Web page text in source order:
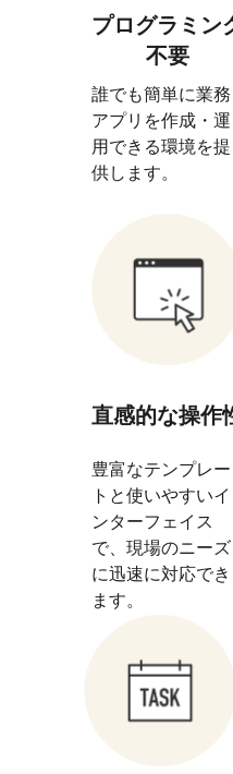
プログラミン
不要
誰でも簡単に業務
アプリを作成・運
用できる環境を提
供します。
直感的な操作
豊富なテンプレー
トと使いやすいイ
ンターフェイス
で、現場のニーズ
に迅速に対応でき
ます。